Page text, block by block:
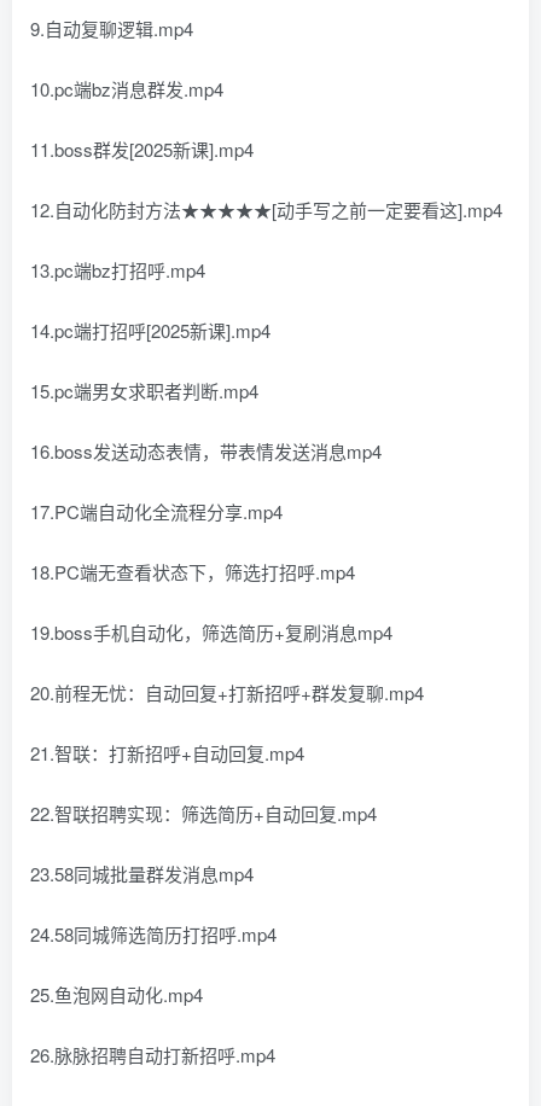
9.自动复聊逻辑.mp4
10.pc端bz消息群发.mp4
11.boss群发[2025新课].mp4
12.自动化防封方法★★★★★[动手写之前一定要看这].mp4
13.pc端bz打招呼.mp4
14.pc端打招呼[2025新课].mp4
15.pc端男女求职者判断.mp4
16.boss发送动态表情，带表情发送消息mp4
17.PC端自动化全流程分享.mp4
18.PC端无查看状态下，筛选打招呼.mp4
19.boss手机自动化，筛选简历+复刷消息mp4
20.前程无忧：自动回复+打新招呼+群发复聊.mp4
21.智联：打新招呼+自动回复.mp4
22.智联招聘实现：筛选简历+自动回复.mp4
23.58同城批量群发消息mp4
24.58同城筛选简历打招呼.mp4
25.鱼泡网自动化.mp4
26.脉脉招聘自动打新招呼.mp4